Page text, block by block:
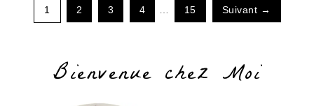
1 2 3 4 … 15 Suivant →
Bienvenue chez Moi